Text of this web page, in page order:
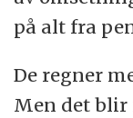
på alt fra
De regner
Men det blir